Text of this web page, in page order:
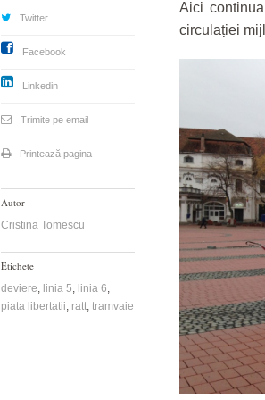
Aici
circulației
Twitter
Facebook
Linkedin
Trimite pe email
Printează pagina
Autor
Cristina Tomescu
Etichete
deviere, linia 5, linia 6,
piata libertatii, ratt, tramvaie